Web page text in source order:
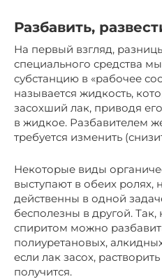
Разбавить,
На первый взгляд,
специального средства
субстанцию в «рабочее
называется жидкость,
засохший лак, приводя
в жидкое. Разбавителем
требуется изменить
Некоторые виды
выступают в обеих ролях,
действенны в одной
бесполезны в другой. Так,
спиритом можно
полиуретановых,
если лак засох,
получится.